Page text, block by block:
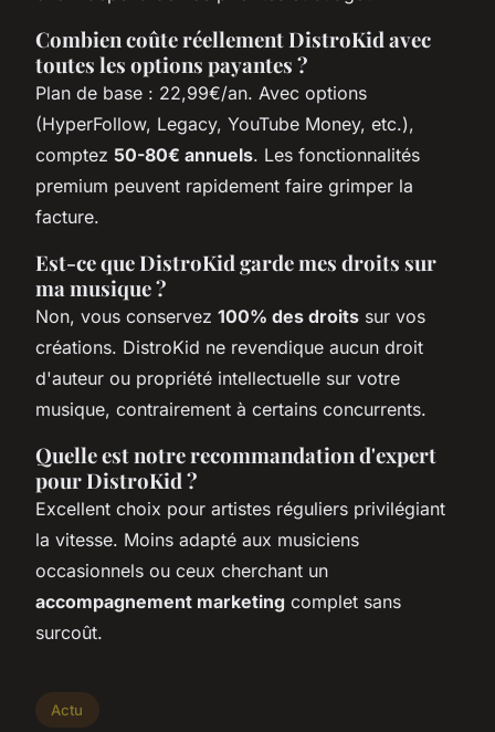
Combien coûte réellement DistroKid avec
toutes les options payantes ?
Plan de base : 22,99€/an. Avec options
(HyperFollow, Legacy, YouTube Money, etc.),
comptez 50-80€ annuels. Les fonctionnalités
premium peuvent rapidement faire grimper la
facture.
Est-ce que DistroKid garde mes droits sur
ma musique ?
Non, vous conservez 100% des droits sur vos
créations. DistroKid ne revendique aucun droit
d'auteur ou propriété intellectuelle sur votre
musique, contrairement à certains concurrents.
Quelle est notre recommandation d'expert
pour DistroKid ?
Excellent choix pour artistes réguliers privilégiant
la vitesse. Moins adapté aux musiciens
occasionnels ou ceux cherchant un
accompagnement marketing complet sans
surcoût.
Actu